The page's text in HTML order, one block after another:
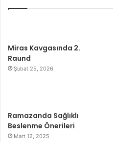
Miras Kavgasında 2.
Raund
Şubat 25, 2026
Ramazanda Sağlıklı
Beslenme Önerileri
Mart 12, 2025